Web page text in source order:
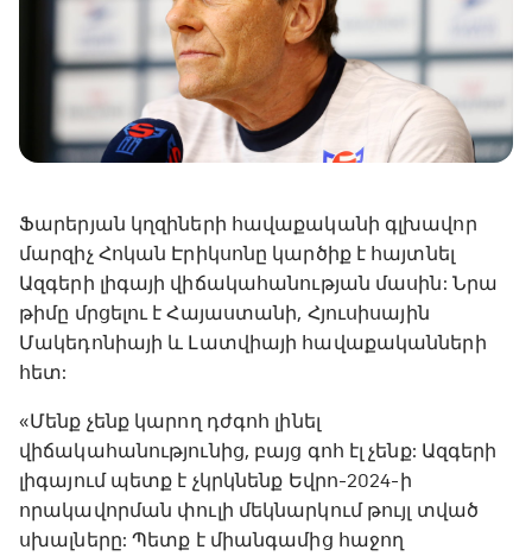
Ֆարերյան կղզիների հավաքականի գլխավոր
մարզիչ Հոկան Էրիկսոնը կարծիք է հայտնել
Ազգերի լիգայի վիճակահանության մասին: Նրա
թիմը մրցելու է Հայաստանի, Հյուսիսային
Մակեդոնիայի և Լատվիայի հավաքականների
հետ:
«Մենք չենք կարող դժգոհ լինել
վիճակահանությունից, բայց գոհ էլ չենք: Ազգերի
լիգայում պետք է չկրկնենք Եվրո-2024-ի
որակավորման փուլի մեկնարկում թույլ տված
սխալները: Պետք է միանգամից հաջող